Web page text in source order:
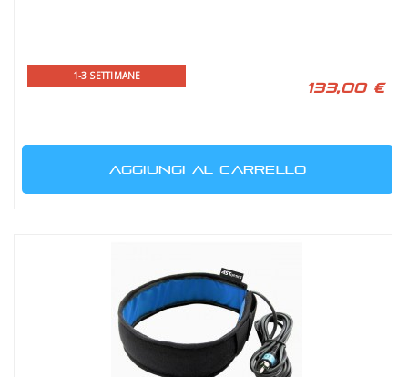
1-3 SETTIMANE
133,00 €
AGGIUNGI AL CARRELLO